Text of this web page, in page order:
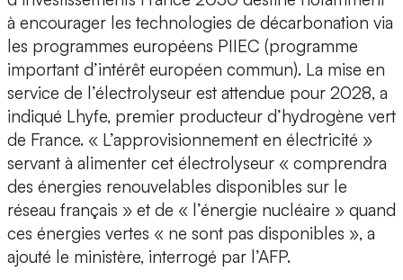
à encourager les technologies de décarbonation via
les programmes européens PIIEC (programme
important d’intérêt européen commun). La mise en
service de l’électrolyseur est attendue pour 2028, a
indiqué Lhyfe, premier producteur d’hydrogène vert
de France. « L’approvisionnement en électricité »
servant à alimenter cet électrolyseur « comprendra
des énergies renouvelables disponibles sur le
réseau français » et de « l’énergie nucléaire » quand
ces énergies vertes « ne sont pas disponibles », a
ajouté le ministère, interrogé par l’AFP.